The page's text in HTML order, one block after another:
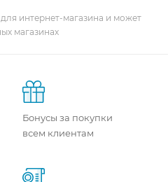
интернет-магазина и может
магазинах
Бонусы за покупки
всем клиентам